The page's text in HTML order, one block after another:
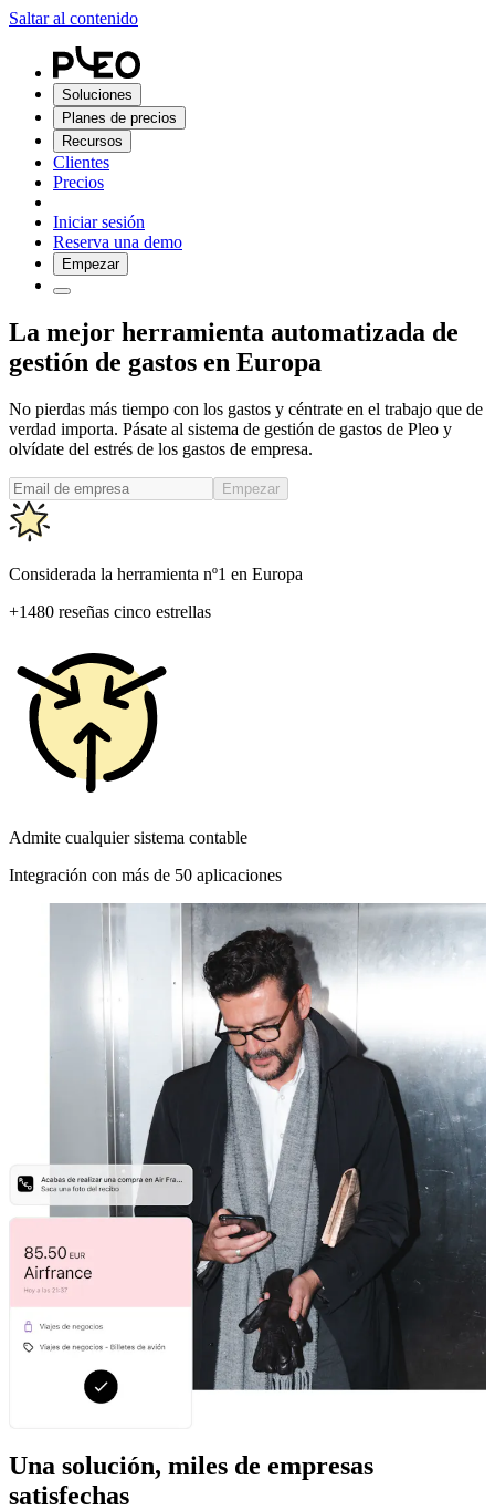
Saltar al contenido
Soluciones
Planes de precios
Recursos
Clientes
Precios
Iniciar sesión
Reserva una demo
Empezar
La mejor herramienta automatizada de
gestión de gastos en Europa
No pierdas más tiempo con los gastos y céntrate en el trabajo que de
verdad importa. Pásate al sistema de gestión de gastos de Pleo y
olvídate del estrés de los gastos de empresa.
Empezar
Considerada la herramienta nº1 en Europa
+1480 reseñas cinco estrellas
Admite cualquier sistema contable
Integración con más de 50 aplicaciones
Una solución, miles de empresas
satisfechas